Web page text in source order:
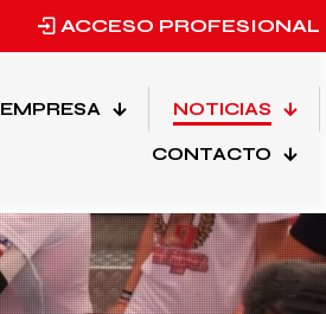
ACCESO PROFESIONAL
EMPRESA NOTICIAS
CONTACTO